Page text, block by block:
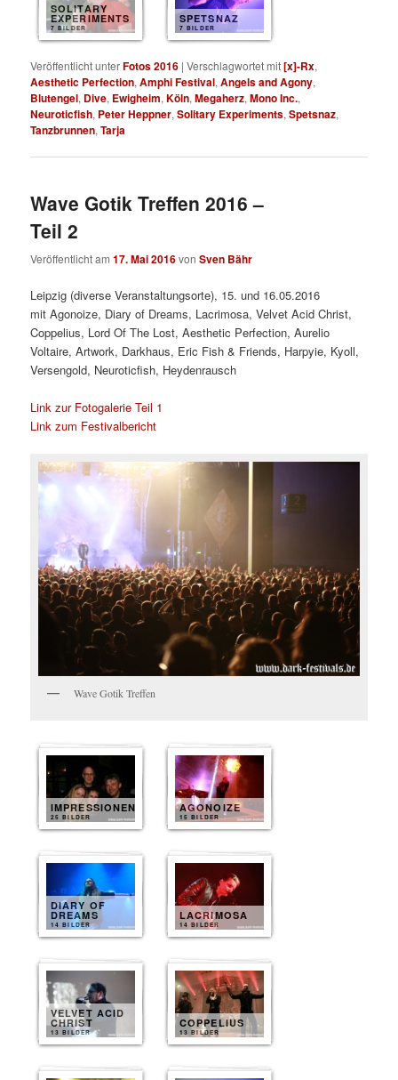
SOLITARY
EXPERIMENTS
7 BILDER
SPETSNAZ
7 BILDER
Veröffentlicht unterFotos 2016 |Verschlagwortet mit[x]-Rx,
Aesthetic Perfection,Amphi Festival,Angels and Agony,
Blutengel, Dive, Ewigheim,Köln,Megaherz,Mono Inc.,
Neuroticfish, Peter Heppner,Solitary Experiments,Spetsnaz,
Tanzbrunnen,Tarja
Wave Gotik Treffen 2016 –
Teil 2
Veröffentlicht am17. Mai 2016vonSven Bähr
Leipzig (diverse Veranstaltungsorte), 15. und 16.05.2016
mitAgonoize, Diary of Dreams, Lacrimosa, Velvet Acid Christ,
Coppelius, Lord Of The Lost, Aesthetic Perfection, Aurelio
Voltaire, Artwork, Darkhaus, Eric Fish & Friends, Harpyie, Kyoll,
Versengold, Neuroticfish, Heydenrausch
Link zur Fotogalerie Teil 1
Link zum Festivalbericht
Wave Gotik Treffen
IMPRESSIONEN
25 BILDER
AGONOIZE
15 BILDER
DIARY OF
DREAMS
14 BILDER
LACRIMOSA
14 BILDER
VELVET ACID
CHRIST
13 BILDER
COPPELIUS
13 BILDER